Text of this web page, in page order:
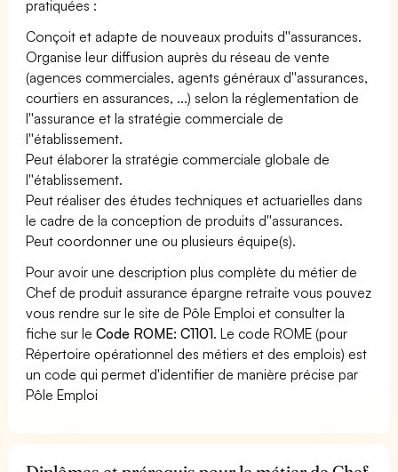
pratiquées :
Conçoit et adapte de nouveaux produits d''assurances.
Organise leur diffusion auprès du réseau de vente
(agences commerciales, agents généraux d''assurances,
courtiers en assurances, ...) selon la réglementation de
l''assurance et la stratégie commerciale de
l''établissement.
Peut élaborer la stratégie commerciale globale de
l''établissement.
Peut réaliser des études techniques et actuarielles dans
le cadre de la conception de produits d''assurances.
Peut coordonner une ou plusieurs équipe(s).
Pour avoir une description plus complète du métier de
Chef de produit assurance épargne retraite vous pouvez
vous rendre sur le site de Pôle Emploi et consulter la
fiche sur leCode ROME: C1101. Le code ROME (pour
Répertoire opérationnel des métiers et des emplois) est
un code qui permet d'identifier de manière précise par
Pôle Emploi